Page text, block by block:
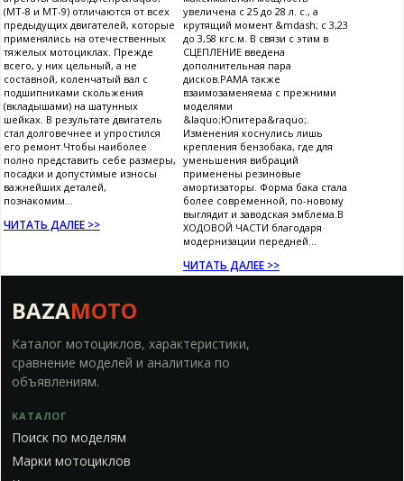
(МТ-8 и МТ-9) отличаются от всех
предыдущих двигателей, которые
применялись на отечественных
тяжелых мотоциклах. Прежде
всего, у них цельный, а не
составной, коленчатый вал с
подшипниками скольжения
(вкладышами) на шатунных
шейках. В результате двигатель
стал долговечнее и упростился
его ремонт.Чтобы наиболее
полно представить себе размеры,
посадки и допустимые износы
важнейших деталей,
познакомим...
ЧИТАТЬ ДАЛЕЕ >>
увеличена с 25 до 28 л. с., а
крутящий момент &mdash; с 3,23
до 3,58 кгс.м. В связи с этим в
СЦЕПЛЕНИЕ введена
дополнительная пара
дисков.РАМА также
взаимозаменяема с прежними
моделями
&laquo;Юпитера&raquo;.
Изменения коснулись лишь
крепления бензобака, где для
уменьшения вибраций
применены резиновые
амортизаторы. Форма бака стала
более современной, по-новому
выглядит и заводская эмблема.В
ХОДОВОЙ ЧАСТИ благодаря
модернизации передней...
ЧИТАТЬ ДАЛЕЕ >>
BAZAMOTO
Каталог мотоциклов, характеристики,
сравнение моделей и аналитика по
объявлениям.
КАТАЛОГ
Поиск по моделям
Марки мотоциклов